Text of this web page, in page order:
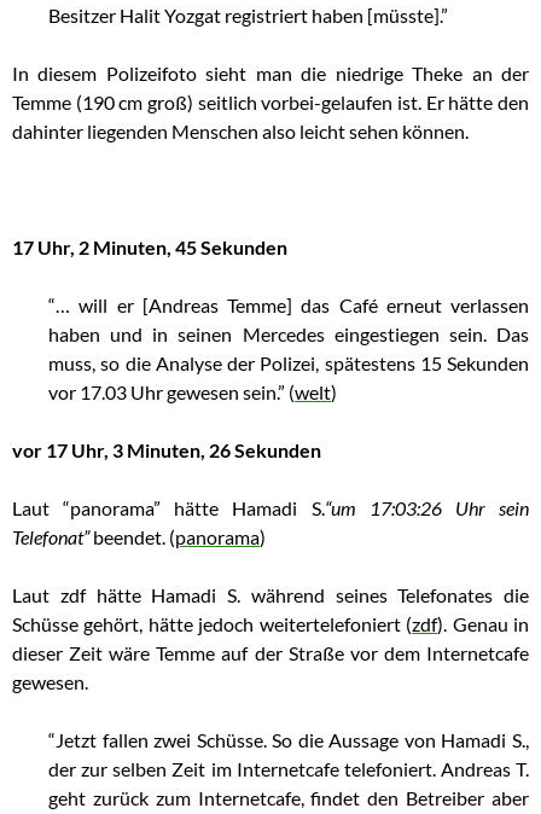
Besitzer Halit Yozgat registriert haben [müsste].”
In diesem Polizeifoto sieht man die niedrige Theke an der
Temme (190 cm groß) seitlich vorbei-gelaufen ist. Er hätte den
dahinter liegenden Menschen also leicht sehen können.
17 Uhr, 2 Minuten, 45 Sekunden
“… will er [Andreas Temme] das Café erneut verlassen
haben und in seinen Mercedes eingestiegen sein. Das
muss, so die Analyse der Polizei, spätestens 15 Sekunden
vor 17.03 Uhr gewesen sein.” (welt)
vor 17 Uhr, 3 Minuten, 26 Sekunden
Laut “panorama” hätte Hamadi S.“um 17:03:26 Uhr sein
Telefonat”beendet. (panorama)
Laut zdf hätte Hamadi S. während seines Telefonates die
Schüsse gehört, hätte jedoch weitertelefoniert (zdf). Genau in
dieser Zeit wäre Temme auf der Straße vor dem Internetcafe
gewesen.
“Jetzt fallen zwei Schüsse. So die Aussage von Hamadi S.,
der zur selben Zeit im Internetcafe telefoniert. Andreas T.
geht zurück zum Internetcafe, findet den Betreiber aber